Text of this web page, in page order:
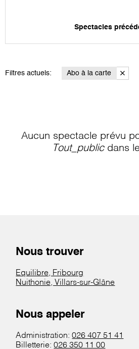
Spectacles
Filtres actuels: Abo à la carte
Aucun spectacle prévu
Tout_publicdans
Nous trouver
Equilibre, Fribourg
Nuithonie, Villars-sur-Glâne
Nous appeler
Administration:026 407 51 41
Billetterie:026 350 11 00